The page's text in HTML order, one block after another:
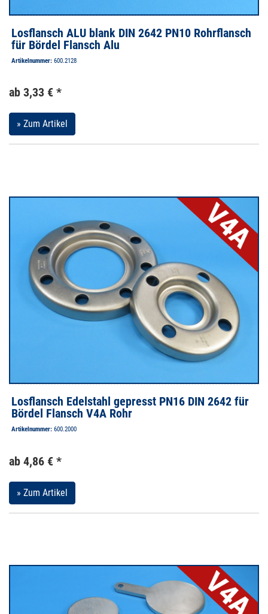
Losflansch ALU blank DIN 2642 PN10 Rohrflansch
für Bördel Flansch Alu
Artikelnummer: 600.2128
ab 3,33 € *
» Zum Artikel
Losflansch Edelstahl gepresst PN16 DIN 2642 für
Bördel Flansch V4A Rohr
Artikelnummer: 600.2000
ab 4,86 € *
» Zum Artikel